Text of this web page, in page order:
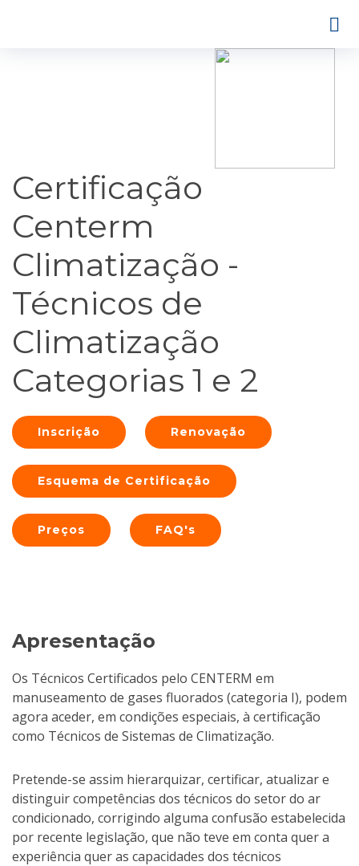
Certificação
Centerm
Climatização -
Técnicos de
Climatização
Categorias 1 e 2
Inscrição Renovação
Esquema de Certificação
Preços FAQ's
Apresentação
Os Técnicos Certificados pelo CENTERM em
manuseamento de gases fluorados (categoria I), podem
agora aceder, em condições especiais, à certificação
como Técnicos de Sistemas de Climatização.
Pretende-se assim hierarquizar, certificar, atualizar e
distinguir competências dos técnicos do setor do ar
condicionado, corrigindo alguma confusão estabelecida
por recente legislação, que não teve em conta quer a
experiência quer as capacidades dos técnicos